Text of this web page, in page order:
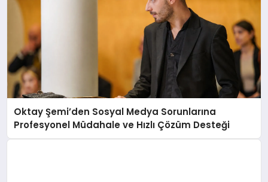
Oktay Şemi’den Sosyal Medya Sorunlarına
Profesyonel Müdahale ve Hızlı Çözüm Desteği